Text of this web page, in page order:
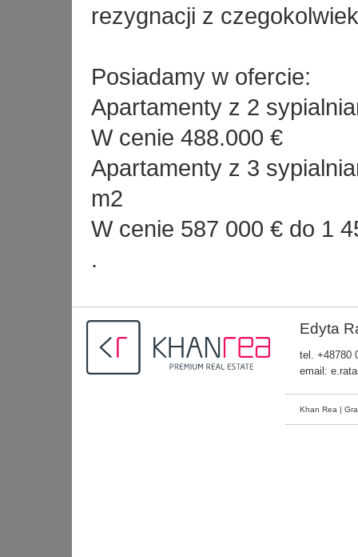
rezygnacji z
Posiadamy w ofercie:
Apartamenty z 2
W cenie 488.000 €
Apartamenty z 3
m2
W cenie 587 000 € do 1
.
Edyta
tel.+48780
email:
Khan Rea |